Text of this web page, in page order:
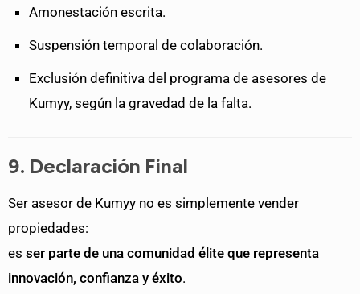
Amonestación escrita.
Suspensión temporal de colaboración.
Exclusión definitiva del programa de asesores de
Kumyy, según la gravedad de la falta.
9. Declaración Final
Ser asesor de Kumyy no es simplemente vender
propiedades:
esser parte de una comunidad élite que representa
innovación, confianza y éxito.